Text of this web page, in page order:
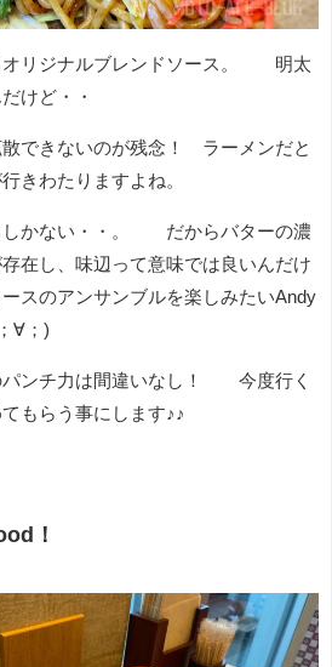
オリジナルブレンドソース。 明太
けど・・
できないのが残念！ ラーメンだと
きわたりますよね。
しかない・・。 だからバターの濃
在し、味辺って意味では良いんだけ
スのアンサンブルを楽しみたいAndy
∀；)
パンチ力は間違いなし！ 今度行く
もらう事にします♪♪
！